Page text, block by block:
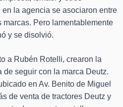
la agencia se asociaron entre
Pero lamentablemente
y se disolvió.
a Rubén Rotelli, crearon la
de seguir con la marca Deutz.
en Av. Benito de Miguel
de venta de tractores Deutz y